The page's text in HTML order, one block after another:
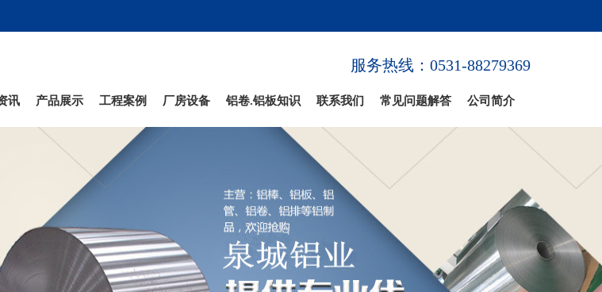
服务热线：0531-88279369
讯 产品展示 工程案例 厂房设备 铝卷.铝板知识 联系我们 常见问题解答 公司简介